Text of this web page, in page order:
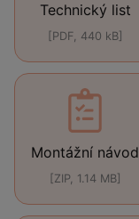
Technický list
[PDF, 440 kB]
Montážní návod
[ZIP, 1.14 MB]